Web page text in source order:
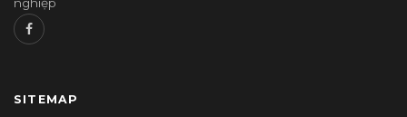
SITEMAP